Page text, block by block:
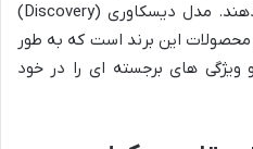
کاربری لذت بخشی را نیز ارائه دهند. مدل دیسکاوری (Discovery)
این برند است که به طور
های برجسته ای را در خود